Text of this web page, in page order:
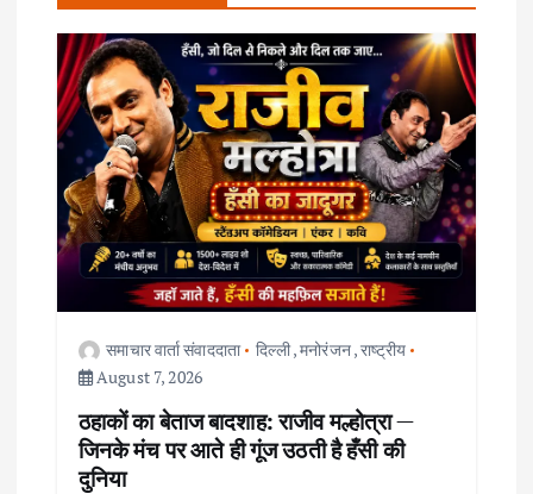
a
v
g
a
t
समाचार वार्ता संवाददाता दिल्ली,मनोरंजन,राष्ट्रीय
August 7, 2026
ठहाकों का बेताज बादशाह: राजीव मल्होत्रा —
जिनके मंच पर आते ही गूंज उठती है हँसी की
दुनिया